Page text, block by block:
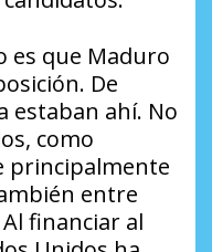
es que Maduro
De
estaban ahí. No
como
principalmente
entre
financiar al